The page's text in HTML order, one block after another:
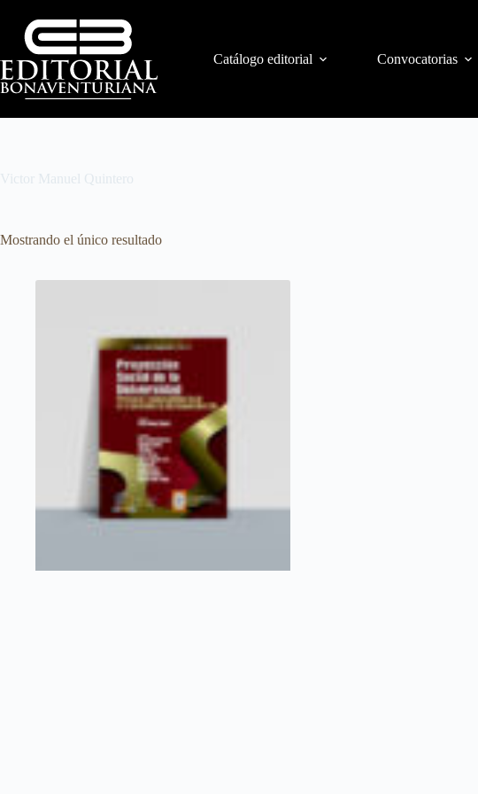
Catálogo editorial Convocatorias
Victor Manuel Quintero
Mostrando el único resultado